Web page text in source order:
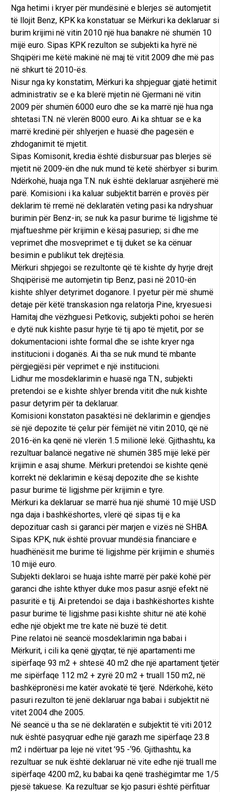
Nga hetimi i kryer për mundësinë e blerjes së automjetit
të llojit Benz, KPK ka konstatuar se Mërkuri ka deklaruar si
burim krijimi në vitin 2010 një hua banakre në shumën 10
mijë euro. Sipas KPK rezulton se subjekti ka hyrë në
Shqipëri me këtë makinë në maj të vitit 2009 dhe më pas
në shkurt të 2010-ës.
Nisur nga ky konstatim, Mërkuri ka shpjeguar gjatë hetimit
administrativ se e ka blerë mjetin në Gjermani në vitin
2009 për shumën 6000 euro dhe se ka marrë një hua nga
shtetasi T.N. në vlerën 8000 euro. Ai ka shtuar se e ka
marrë kredinë për shlyerjen e huasë dhe pagesën e
zhdoganimit të mjetit.
Sipas Komisonit, kredia është disbursuar pas blerjes së
mjetit në 2009-ën dhe nuk mund të ketë shërbyer si burim.
Ndërkohë, huaja nga T.N. nuk është deklaruar asnjëherë më
parë. Komisioni i ka kaluar subjektit barrën e provës për
deklarim të rremë në deklaratën veting pasi ka ndryshuar
burimin për Benz-in; se nuk ka pasur burime të ligjshme të
mjaftueshme për krijimin e kësaj pasuriep; si dhe me
veprimet dhe mosveprimet e tij duket se ka cënuar
besimin e publikut tek drejtësia.
Mërkuri shpjegoi se rezultonte që të kishte dy hyrje drejt
Shqipërisë me automjetin tip Benz, pasi në 2010-ën
kishte shlyer detyrimet doganore. I pyetur për më shumë
detaje për këtë transkasion nga relatorja Pine, kryesuesi
Hamitaj dhe vëzhguesi Petkoviç, subjekti pohoi se herën
e dytë nuk kishte pasur hyrje të tij apo të mjetit, por se
dokumentacioni ishte formal dhe se ishte kryer nga
institucioni i doganës. Ai tha se nuk mund të mbante
përgjegjësi për veprimet e një institucioni.
Lidhur me mosdeklarimin e huasë nga T.N., subjekti
pretendoi se e kishte shlyer brenda vitit dhe nuk kishte
pasur detyrim për ta deklaruar.
Komisioni konstaton pasaktësi në deklarimin e gjendjes
së një depozite të çelur për fëmijët në vitin 2010, që në
2016-ën ka qenë në vlerën 1.5 milionë lekë. Gjithashtu, ka
rezultuar balancë negative në shumën 385 mijë lekë për
krijimin e asaj shume. Mërkuri pretendoi se kishte qenë
korrekt në deklarimin e kësaj depozite dhe se kishte
pasur burime të ligjshme për krijimin e tyre.
Mërkuri ka deklaruar se marrë hua një shumë 10 mijë USD
nga daja i bashkëshortes, vlerë që sipas tij e ka
depozituar cash si garanci për marjen e vizës në SHBA.
Sipas KPK, nuk është provuar mundësia financiare e
huadhënësit me burime të ligjshme për krijimin e shumës
10 mijë euro.
Subjekti deklaroi se huaja ishte marrë për pakë kohë për
garanci dhe ishte kthyer duke mos pasur asnjë efekt në
pasuritë e tij. Ai pretendoi se daja i bashkëshortes kishte
pasur burime të ligjshme pasi kishte shitur në atë kohë
edhe një objekt me tre kate në buzë të detit.
Pine relatoi në seancë mosdeklarimin nga babai i
Mërkurit, i cili ka qenë gjyqtar, të një apartamenti me
sipërfaqe 93 m2 + shtesë 40 m2 dhe një apartament tjetër
me sipërfaqe 112 m2 + zyrë 20 m2 + truall 150 m2, në
bashkëpronësi me katër avokatë të tjerë. Ndërkohë, këto
pasuri rezulton të jenë deklaruar nga babai i subjektit në
vitet 2004 dhe 2005.
Në seancë u tha se në deklaratën e subjektit të viti 2012
nuk është pasyqruar edhe një garazh me sipërfaqe 23.8
m2 i ndërtuar pa leje në vitet ’95 -‘96. Gjithashtu, ka
rezultuar se nuk është deklaruar në vite edhe një truall me
sipërfaqe 4200 m2, ku babai ka qenë trashëgimtar me 1/5
pjesë takuese. Ka rezultuar se kjo pasuri është përfituar